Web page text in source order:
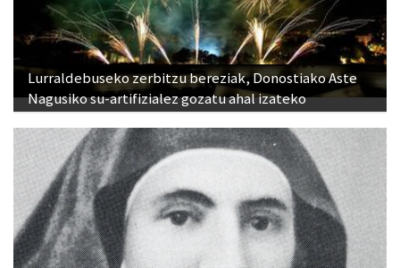
Lurraldebuseko zerbitzu bereziak, Donostiako Aste
Nagusiko su-artifizialez gozatu ahal izateko